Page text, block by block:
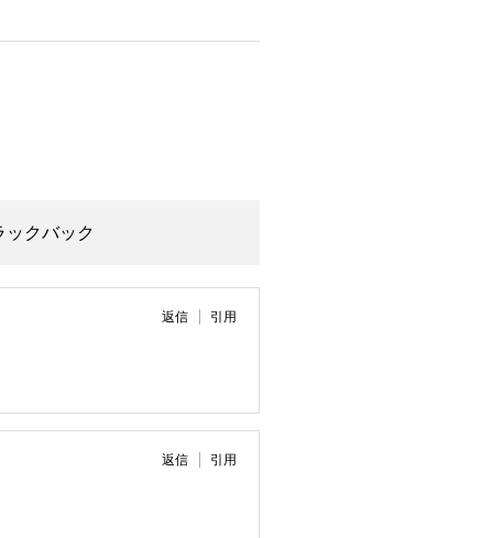
ックバック
返信 引用
返信 引用